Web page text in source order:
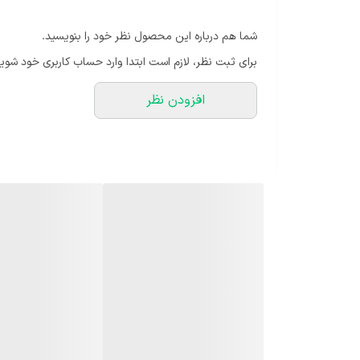
شما هم درباره این محصول نظر خود را بنویسید.
برای ثبت نظر، لازم است ابتدا وارد حساب کاربری خود
افزودن نظر